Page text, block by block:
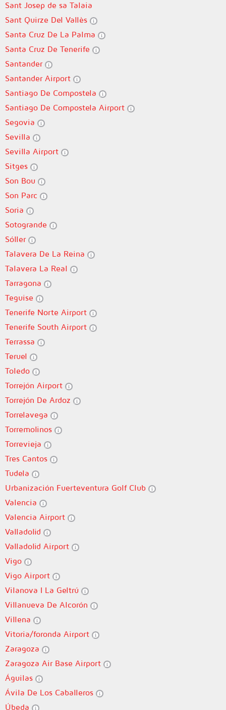
Sant Josep de sa Talaia
Sant Quirze Del Vallès
Santa Cruz De La Palma
Santa Cruz De Tenerife
Santander
Santander Airport
Santiago De Compostela
Santiago De Compostela Airport
Segovia
Sevilla
Sevilla Airport
Sitges
Son Bou
Son Parc
Soria
Sotogrande
Sóller
Talavera De La Reina
Talavera La Real
Tarragona
Teguise
Tenerife Norte Airport
Tenerife South Airport
Terrassa
Teruel
Toledo
Torrejón Airport
Torrejón De Ardoz
Torrelavega
Torremolinos
Torrevieja
Tres Cantos
Tudela
Urbanización Fuerteventura Golf Club
Valencia
Valencia Airport
Valladolid
Valladolid Airport
Vigo
Vigo Airport
Vilanova I La Geltrú
Villanueva De Alcorón
Villena
Vitoria/foronda Airport
Zaragoza
Zaragoza Air Base Airport
Águilas
Ávila De Los Caballeros
Úbeda